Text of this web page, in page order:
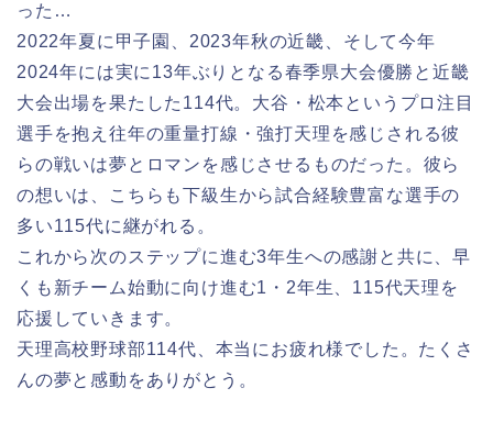
った…
2022年夏に甲子園、2023年秋の近畿、そして今年
2024年には実に13年ぶりとなる春季県大会優勝と近畿
大会出場を果たした114代。大谷・松本というプロ注目
選手を抱え往年の重量打線・強打天理を感じされる彼
らの戦いは夢とロマンを感じさせるものだった。彼ら
の想いは、こちらも下級生から試合経験豊富な選手の
多い115代に継がれる。
これから次のステップに進む3年生への感謝と共に、早
くも新チーム始動に向け進む1・2年生、115代天理を
応援していきます。
天理高校野球部114代、本当にお疲れ様でした。たくさ
んの夢と感動をありがとう。